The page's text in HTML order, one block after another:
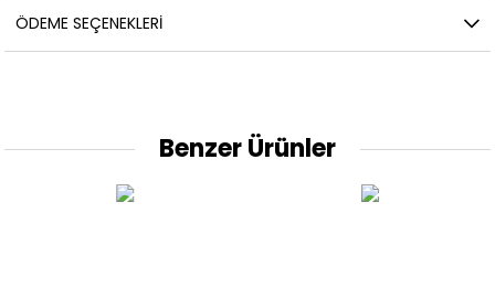
ÖDEME SEÇENEKLERI
Benzer Ürünler